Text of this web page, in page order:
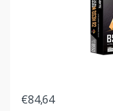
€84,64